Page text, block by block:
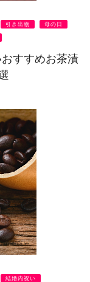
引き出物 母の日
すすめお茶漬
結婚内祝い